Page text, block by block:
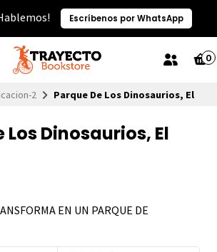
Escríbenos por WhatsApp
0
2 Parque De Los Dinosaurios, El
Los Dinosaurios, El
EN UN PARQUE DE